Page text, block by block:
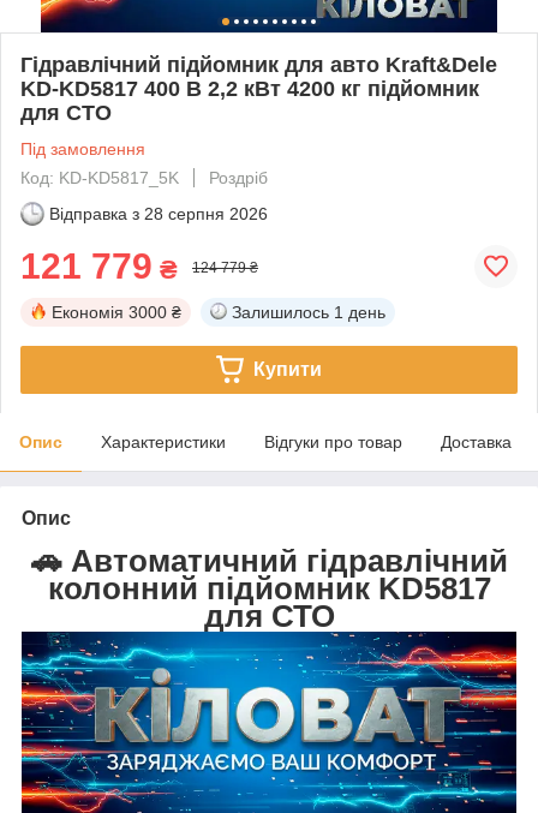
Гідравлічний підйомник для авто Kraft&Dele
KD-KD5817 400 В 2,2 кВт 4200 кг підйомник
для СТО
Під замовлення
Код: KD-KD5817_5K
Роздріб
Відправка з 28 серпня 2026
121 779 ₴ 124 779 ₴
Економія 3000 ₴ Залишилось 1 день
Купити
Опис Характеристики Відгуки про товар Доставка
Опис
🚗 Автоматичний гідравлічний
колонний підйомник KD5817
для СТО